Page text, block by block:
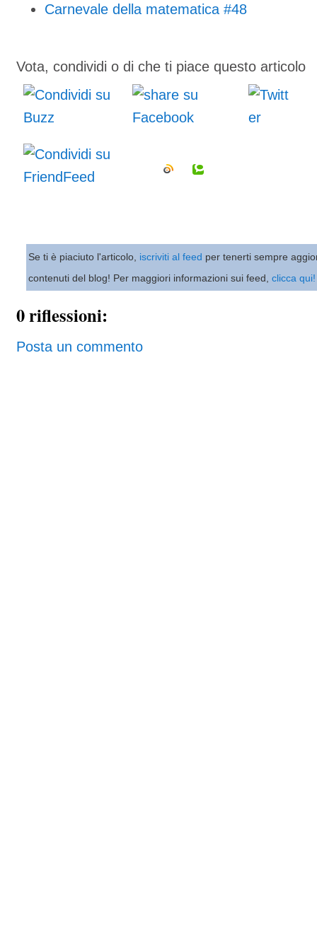
Carnevale della matematica #48
Vota, condividi o di che ti piace questo articolo
Se ti è piaciuto l'articolo, iscriviti al feed per tenerti sempre
contenuti del blog! Per maggiori informazioni sui feed, clicca qui!
0 riflessioni:
Posta un commento